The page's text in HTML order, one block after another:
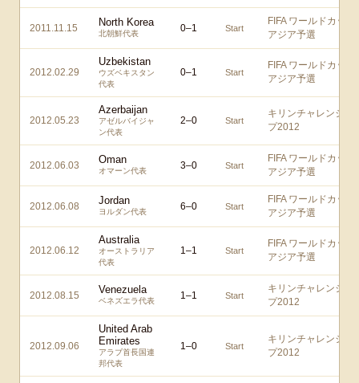
2011.11.15 North Korea
北朝鮮代表 0–1 Start
FIFA ワールドカップ
アジア予選
2012.02.29
Uzbekistan
ウズベキスタン
代表
0–1 Start
FIFA ワールドカップ
アジア予選
2012.05.23
Azerbaijan
アゼルバイジャ
ン代表
2–0 Start
キリンチャレンジカ
プ2012
2012.06.03 Oman
オマーン代表 3–0 Start
FIFA ワールドカップ
アジア予選
2012.06.08 Jordan
ヨルダン代表 6–0 Start
FIFA ワールドカップ
アジア予選
2012.06.12
Australia
オーストラリア
代表
1–1 Start
FIFA ワールドカップ
アジア予選
2012.08.15 Venezuela
ベネズエラ代表 1–1 Start
キリンチャレンジカ
プ2012
2012.09.06
United Arab
Emirates
アラブ首長国連
邦代表
1–0 Start
キリンチャレンジカ
プ2012